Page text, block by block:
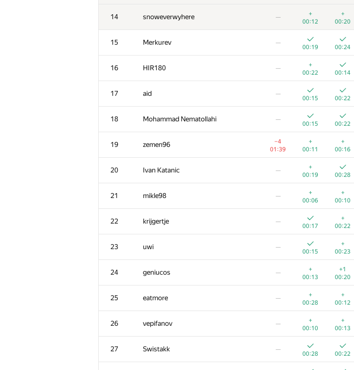
14 snoweverwyhere —
+
00:12
+
00:20
15 Merkurev —
00:19 00:24
16 HIR180 —
+
00:22
00:14
17 aid —
00:15 00:22
18 Mohammad Nematollahi —
00:15 00:22
19 zemen96
−4
01:39
+
00:11
+
00:16
20 Ivan Katanic —
+
00:19
00:28
21 mikle98 —
+
00:06
+
00:10
22 krijgertje —
00:17
+
00:22
23 uwi —
00:15
+
00:23
24 geniucos —
+
00:13
+1
00:20
25 eatmore —
+
00:28
+
00:12
26 vepifanov —
+
00:10
+
00:13
27 Swistakk —
00:28 00:22